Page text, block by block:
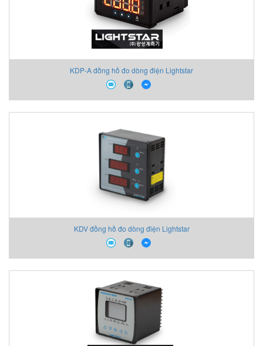
KDP-A đồng hồ đo dòng điện Lightstar
KDV đồng hồ đo dòng điện Lightstar